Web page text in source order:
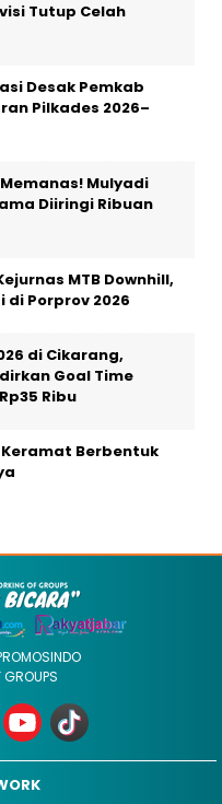
Tutup Celah
Desak Pemkab
Pilkades 2026–
Mulyadi
Diiringi Ribuan
MTB Downhill,
di Porprov 2026
di Cikarang,
Goal Time
Ribu
Berbentuk
GROUPS